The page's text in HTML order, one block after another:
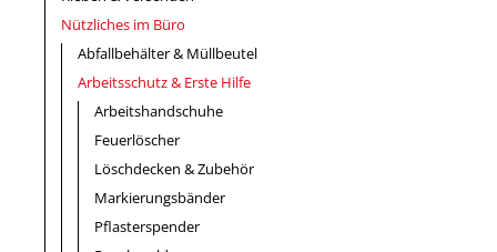
Nützliches im Büro
Abfallbehälter & Müllbeutel
Arbeitsschutz & Erste Hilfe
Arbeitshandschuhe
Feuerlöscher
Löschdecken & Zubehör
Markierungsbänder
Pflasterspender